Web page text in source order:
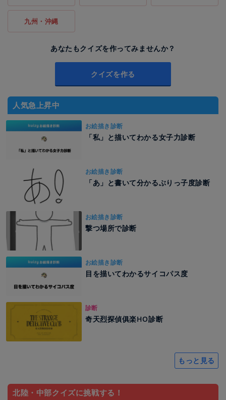
九州・沖縄
あなたもクイズを作ってみませんか？
クイズを作る
人気急上昇中
お絵描き診断
「私」と描いてわかる女子力診断
お絵描き診断
「あ」と書いて分かるぶりっ子度診断
お絵描き診断
撃つ場所で診断
お絵描き診断
目を描いてわかるサイコパス度
診断
奇天烈探偵俱楽HO診断
もっと見る
北陸・中部クイズに挑戦する！